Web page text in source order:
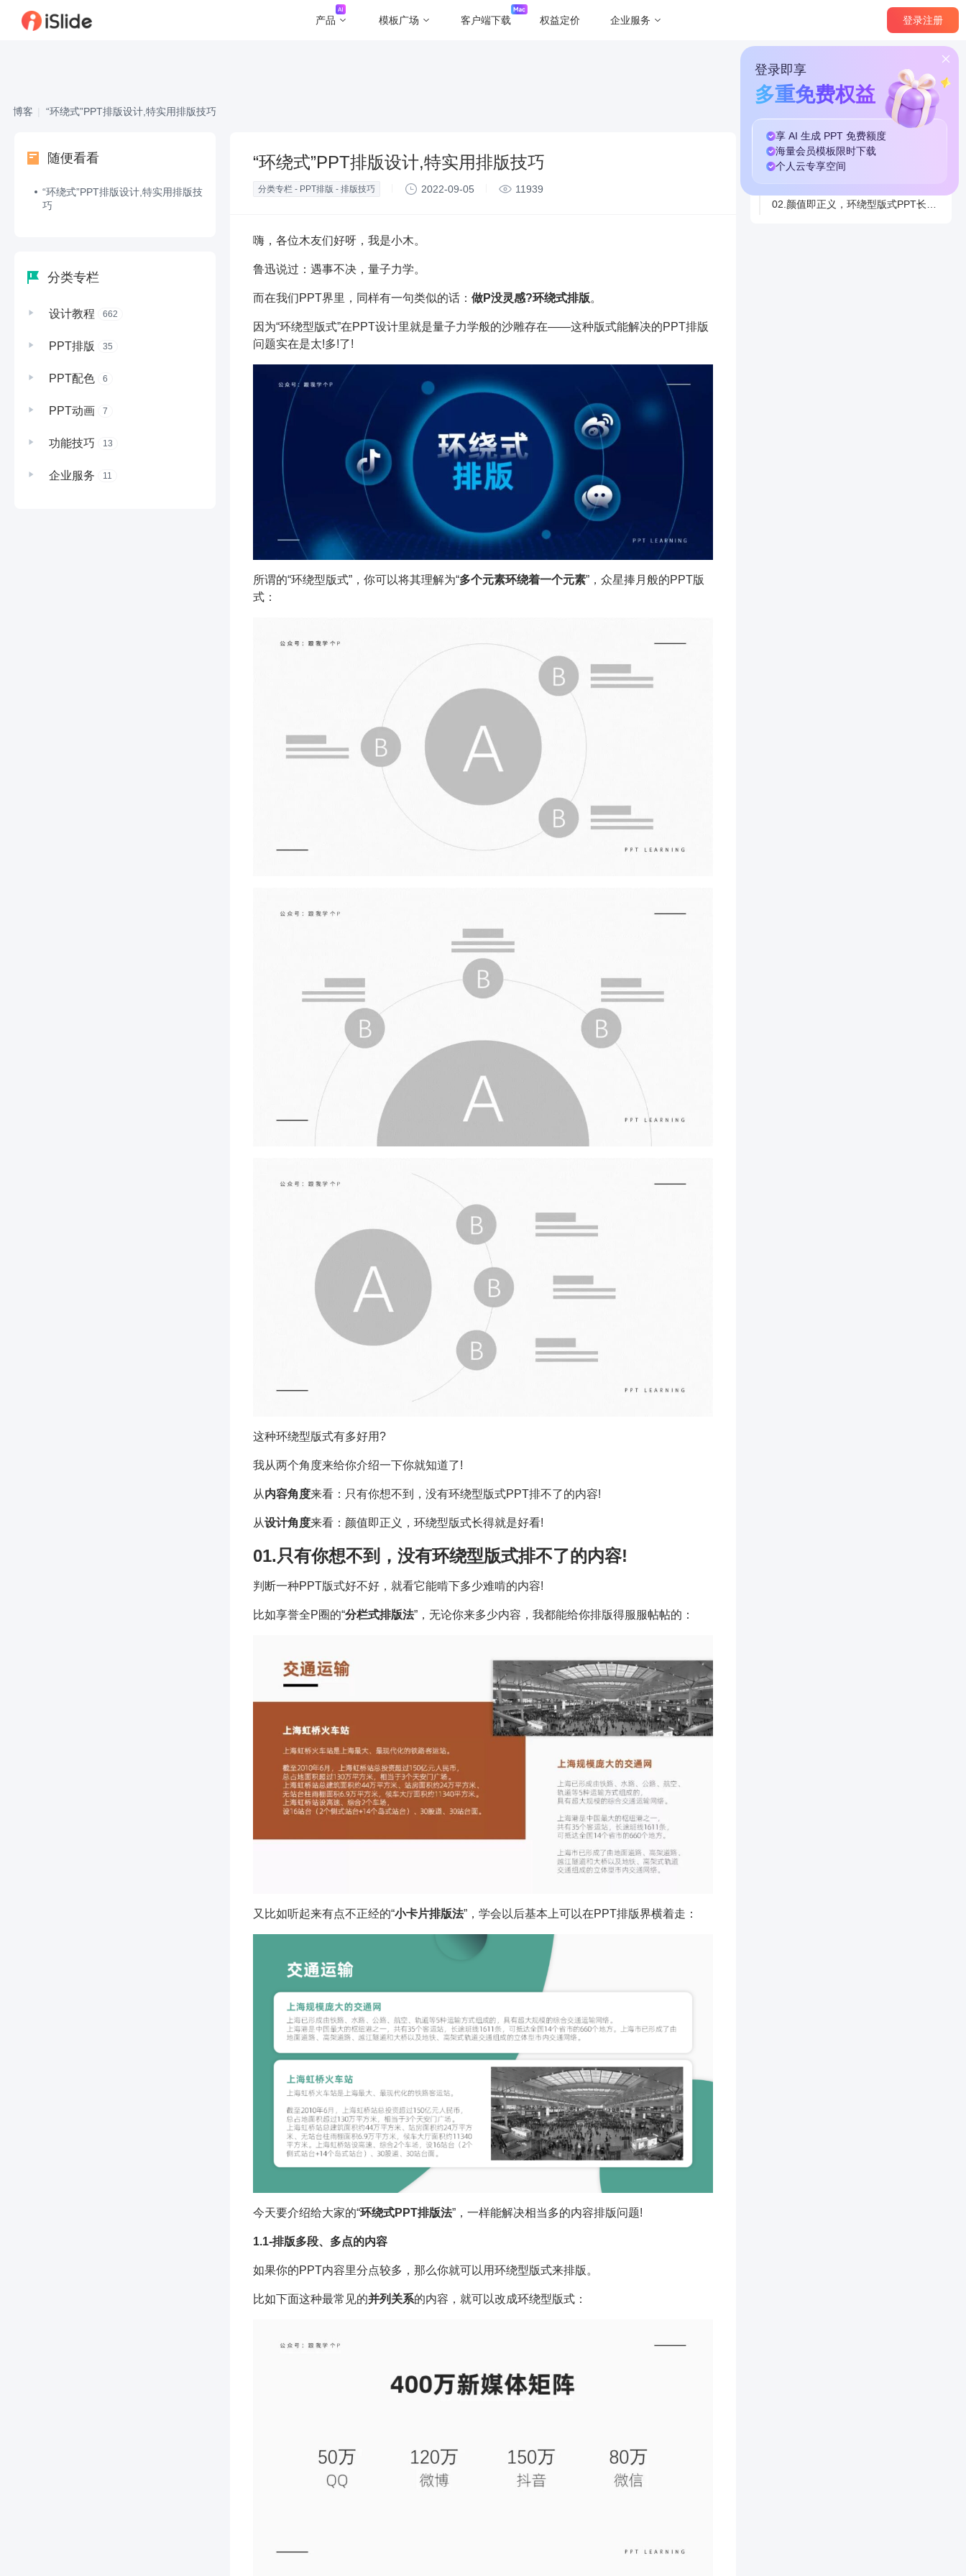
产品 模板广场 客户端下载 权益定价 企业服务 登录注册
登录即享
多重免费权益
享 AI 生成 PPT 免费额度
海量会员模板 限时下载
个人云专享空间
博客 “环绕式”PPT排版设计,特实用排版技巧
随便看看
“环绕式”PPT排版设计,特实用排版技
巧
分类专栏
设计教程 662
PPT排版 35
PPT配色 6
PPT动画 7
功能技巧 13
企业服务 11
“环绕式”PPT排版设计,特实用排版技巧
分类专栏 - PPT排版 - 排版技巧 2022-09-05 11939
嗨，各位木友们好呀，我是小木。
鲁迅说过：遇事不决，量子力学。
而在我们PPT界里，同样有一句类似的话： 做P没灵感?环绕式排版。
因为“环绕型版式”在PPT设计里就是量子力学般的沙雕存在——这种版式能解决的PPT排版
问题实在是太!多!了!
所谓的“环绕型版式”，你可以将其理解为“多个元素环绕着一个元素”，众星捧月般的PPT版
式：
这种环绕型版式有多好用?
我从两个角度来给你介绍一下你就知道了!
从内容角度来看：只有你想不到，没有环绕型版式PPT排不了的内容!
从设计角度来看：颜值即正义，环绕型版式长得就是好看!
01.只有你想不到，没有环绕型版式排不了的内容!
判断一种PPT版式好不好，就看它能啃下多少难啃的内容!
比如享誉全P圈的“分栏式排版法”，无论你来多少内容，我都能给你排版得服服帖帖的：
又比如听起来有点不正经的“小卡片排版法”，学会以后基本上可以在PPT排版界横着走：
今天要介绍给大家的“环绕式PPT排版法”，一样能解决相当多的内容排版问题!
1.1-排版多段、多点的内容
如果你的PPT内容里分点较多，那么你就可以用环绕型版式来排版。
比如下面这种最常见的并列关系的内容，就可以改成环绕型版式：
本篇目录